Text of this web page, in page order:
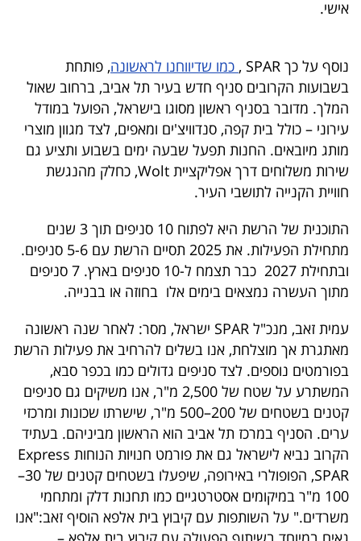
דרושים
ניוזלטרים
מייל
אדום
פרסמו
באייס
עקבו
אחרינו:
אישי.
נוסף על כך SPAR , כמו שדיווחנו לראשונה, פותחת
בשבועות הקרובים סניף חדש בעיר תל אביב, ברחוב שאול
המלך. מדובר בסניף ראשון מסוגו בישראל, הפועל במודל
עירוני – כולל בית קפה, סנדוויצ'ים ומאפים, לצד מגוון מוצרי
מותג מיובאים. החנות תפעל שבעה ימים בשבוע ותציע גם
שירות משלוחים דרך אפליקציית Wolt, כחלק מהנגשת
חוויית הקנייה לתושבי העיר.
התוכנית של הרשת היא לפתוח 10 סניפים תוך 3 שנים
מתחילת הפעילות. את 2025 תסיים הרשת עם 5-6 סניפים.
ובתחילת 2027 כבר תצמח ל-10 סניפים בארץ. 7 סניפים
מתוך העשרה נמצאים בימים אלו בחוזה או בבנייה.
עמית זאב, מנכ"ל SPAR ישראל, מסר: לאחר שנה ראשונה
מאתגרת אך מוצלחת, אנו בשלים להרחיב את פעילות הרשת
בפורמטים נוספים. לצד סניפים גדולים כמו בכפר סבא,
המשתרע על שטח של 2,500 מ"ר, אנו משיקים גם סניפים
קטנים בשטחים של 200–500 מ"ר, שישרתו שכונות ומרכזי
ערים. הסניף במרכז תל אביב הוא הראשון מביניהם. בעתיד
הקרוב נביא לישראל גם את פורמט חנויות הנוחות Express
SPAR, הפופולרי באירופה, שיפעלו בשטחים קטנים של 30–
100 מ"ר במיקומים אסטרטגיים כמו תחנות דלק ומתחמי
משרדים." על השותפות עם קיבוץ בית אלפא הוסיף זאב:"אנו